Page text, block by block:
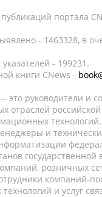
портала
- 1463328, в
- 199231.
книги CNews -
это руководители и
отраслей
и
государственной
розничных
компаний-
и услуг